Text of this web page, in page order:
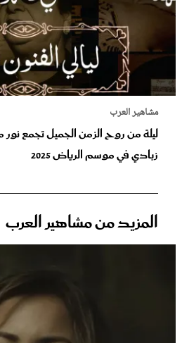
مشاهير العرب
ليلة من روح الزمن الجميل تجمع
زبادي في موسم الرياض 2025‏
المزيد من مشاهير العرب